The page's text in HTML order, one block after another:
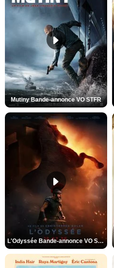
Mutiny Bande-annonce VO STFR
L'Odyssée Bande-annonce VO STFR